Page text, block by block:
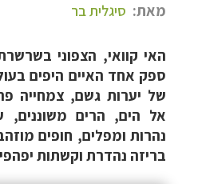
מאת: סיגלית בר
האי קוואי, הצפוני
ספק אחד האיים היפים
של יערות גשם, צמחייה
אל הים, הרים משוננים,
נהרות ומפלים, חופים
בריזה נהדרת וקשתות